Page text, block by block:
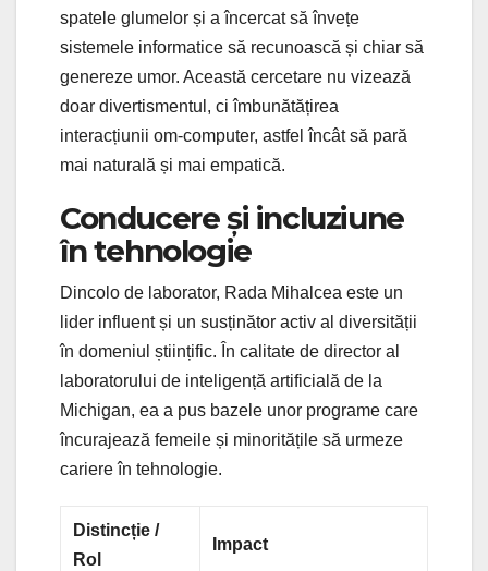
spatele glumelor și a încercat să învețe
sistemele informatice să recunoască și chiar să
genereze umor. Această cercetare nu vizează
doar divertismentul, ci îmbunătățirea
interacțiunii om-computer, astfel încât să pară
mai naturală și mai empatică.
Conducere și incluziune
în tehnologie
Dincolo de laborator, Rada Mihalcea este un
lider influent și un susținător activ al diversității
în domeniul științific. În calitate de director al
laboratorului de inteligență artificială de la
Michigan, ea a pus bazele unor programe care
încurajează femeile și minoritățile să urmeze
cariere în tehnologie.
Distincție /
Rol
Impact